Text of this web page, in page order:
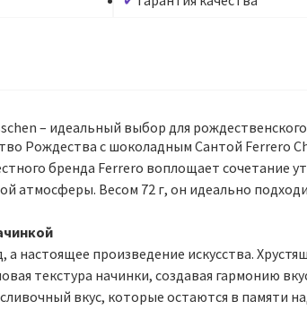
– идеальный выбор для
Рождества с шоколадным Сантой Ferrero
бренда Ferrero воплощает сочетание
атмосферы. Весом 72 г, он идеально
а настоящее произведение искусства.
текстура начинки, создавая гармонию
вкус, которые остаются в памяти